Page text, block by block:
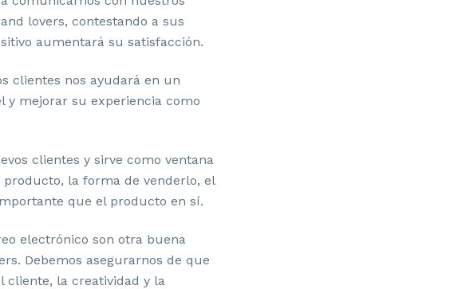
lovers, contestando a sus
aumentará su satisfacción.
clientes nos ayudará en un
mejorar su experiencia como
clientes y sirve como ventana
la forma de venderlo, el
que el producto en sí.
electrónico son otra buena
Debemos asegurarnos de que
cliente, la creatividad y la